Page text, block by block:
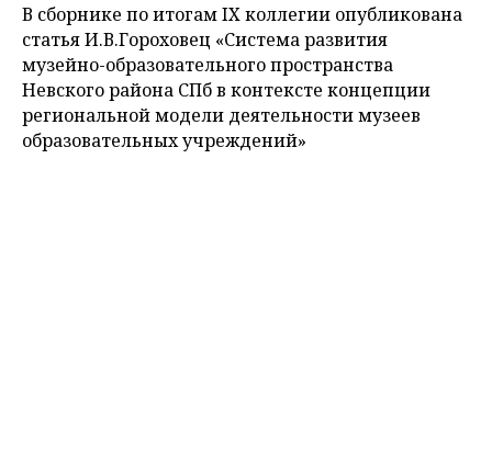
В сборнике по итогам IX коллегии опубликована
статья И.В.Гороховец «Система развития
музейно-образовательного пространства
Невского района СПб в контексте концепции
региональной модели деятельности музеев
образовательных учреждений»